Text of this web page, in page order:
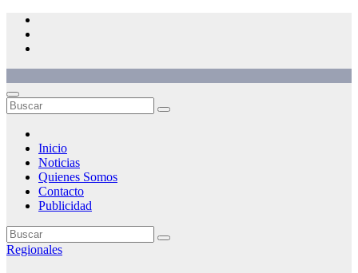
Saltar
contenido
Inicio
Noticias
Quienes Somos
Contacto
Publicidad
Regionales